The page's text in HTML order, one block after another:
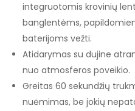
integruotomis krovinių
banglentėms,
baterijoms vežti.
Atidarymas su dujine
nuo atmosferos poveikio.
Greitas 60 sekundžių
nuėmimas, be jokių